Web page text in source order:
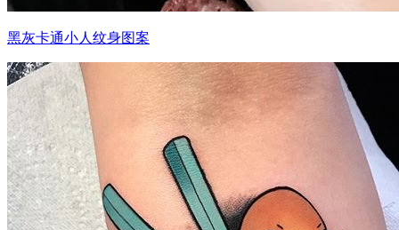
黑灰卡通小人纹身图案